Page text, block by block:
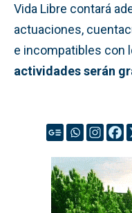
Vida Libre contará
actuaciones,
e incompatibles con
actividades serán